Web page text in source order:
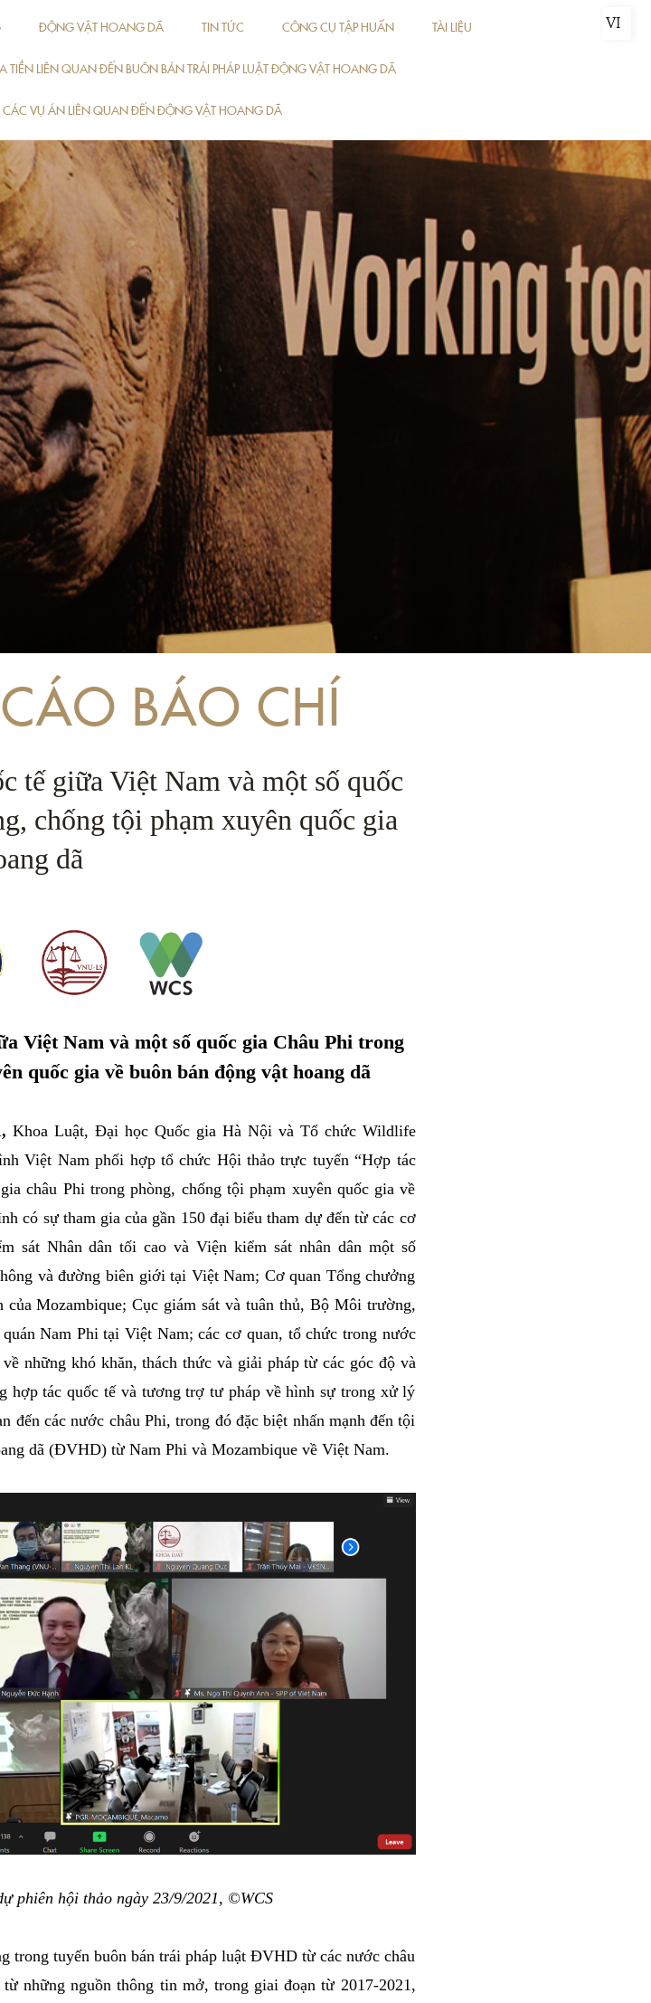
ĐỘNG VẬT HOANG DÃ TIN TỨC CÔNG CỤ TẬP HUẤN TÀI LIỆU
TIỀN LIÊN QUAN ĐẾN BUÔN BÁN TRÁI PHÁP LUẬT ĐỘNG VẬT HOANG DÃ
CÁC VỤ ÁN LIÊN QUAN ĐẾN ĐỘNG VẬT HOANG DÃ
VI
BÁO CHÍ
tế giữa Việt Nam và một số quốc
chống tội phạm xuyên quốc gia
dã
Việt Nam và một số quốc gia Châu Phi trong
quốc gia về buôn bán động vật hoang dã
Khoa Luật, Đại học Quốc gia Hà Nội và Tổ chức Wildlife
Việt Nam phối hợp tổ chức Hội thảo trực tuyến “Hợp tác
châu Phi trong phòng, chống tội phạm xuyên quốc gia về
có sự tham gia của gần 150 đại biểu tham dự đến từ các cơ
sát Nhân dân tối cao và Viện kiểm sát nhân dân một số
và đường biên giới tại Việt Nam; Cơ quan Tổng chưởng
Mozambique; Cục giám sát và tuân thủ, Bộ Môi trường,
Nam Phi tại Việt Nam; các cơ quan, tổ chức trong nước
những khó khăn, thách thức và giải pháp từ các góc độ và
hợp tác quốc tế và tương trợ tư pháp về hình sự trong xử lý
đến các nước châu Phi, trong đó đặc biệt nhấn mạnh đến tội
dã (ĐVHD) từ Nam Phi và Mozambique về Việt Nam.
phiên hội thảo ngày 23/9/2021, ©WCS
trong tuyến buôn bán trái pháp luật ĐVHD từ các nước châu
những nguồn thông tin mở, trong giai đoạn từ 2017-2021,